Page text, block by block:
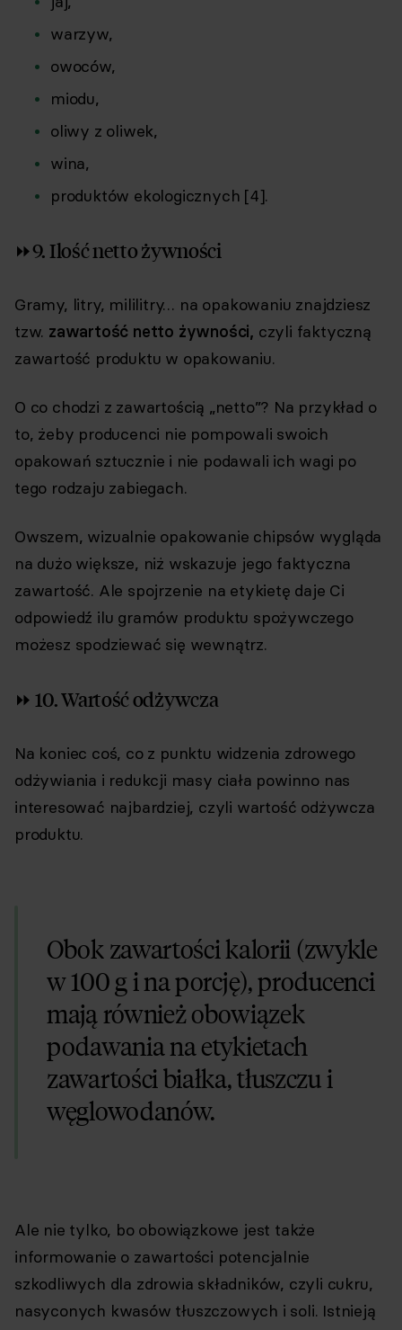
warzyw,
owoców,
miodu,
oliwy z oliwek,
wina,
produktów ekologicznych [4].
⏩9. Ilość netto żywności
Gramy, litry, mililitry… na opakowaniu znajdziesz
tzw. zawartość netto żywności, czyli faktyczną
zawartość produktu w opakowaniu.
O co chodzi z zawartością „netto”? Na przykład o
to, żeby producenci nie pompowali swoich
opakowań sztucznie i nie podawali ich wagi po
tego rodzaju zabiegach.
Owszem, wizualnie opakowanie chipsów wygląda
na dużo większe, niż wskazuje jego faktyczna
zawartość. Ale spojrzenie na etykietę daje Ci
odpowiedź ilu gramów produktu spożywczego
możesz spodziewać się wewnątrz.
⏩ 10. Wartość odżywcza
Na koniec coś, co z punktu widzenia zdrowego
odżywiania i redukcji masy ciała powinno nas
interesować najbardziej, czyli wartość odżywcza
produktu.
Obok zawartości kalorii (zwykle
w 100 g i na porcję), producenci
mają również obowiązek
podawania na etykietach
zawartości białka, tłuszczu i
węglowodanów.
Ale nie tylko, bo obowiązkowe jest także
informowanie o zawartości potencjalnie
szkodliwych dla zdrowia składników, czyli cukru,
nasyconych kwasów tłuszczowych i soli. Istnieją